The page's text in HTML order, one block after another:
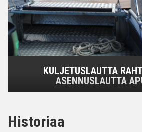
KULJETUSLAUTTA
ASENNUSLAUTTA
Historiaa